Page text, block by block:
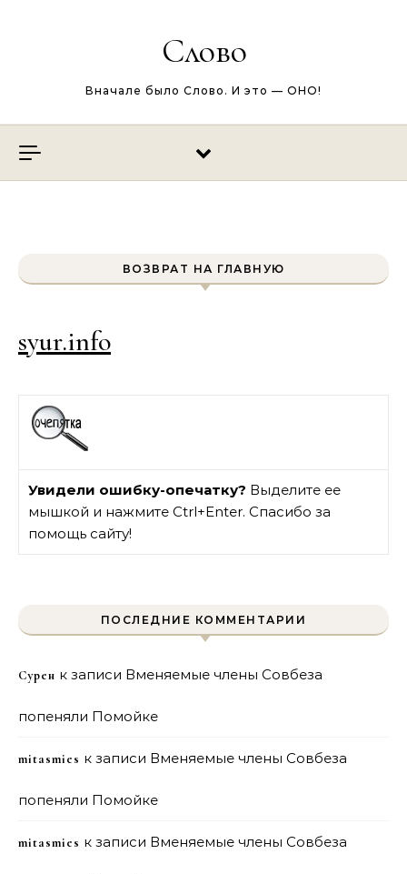
Слово
Вначале было Слово. И это — ОНО!
ВОЗВРАТ НА ГЛАВНУЮ
syur.info
Увидели ошибку-опечатку? Выделите ее
мышкой и нажмите Ctrl+Enter. Спасибо за
помощь сайту!
ПОСЛЕДНИЕ КОММЕНТАРИИ
Сурен к записи Вменяемые члены Совбеза
попеняли Помойке
mitasmies к записи Вменяемые члены Совбеза
попеняли Помойке
mitasmies к записи Вменяемые члены Совбеза